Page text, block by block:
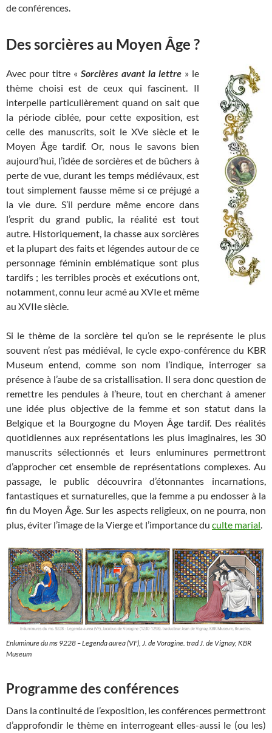
de conférences.
Des sorcières au Moyen Âge ?
Avec pour titre «Sorcières avant la lettre» le
thème choisi est de ceux qui fascinent. Il
interpelle particulièrement quand on sait que
la période ciblée, pour cette exposition, est
celle des manuscrits, soit le XVe siècle et le
Moyen Âge tardif. Or, nous le savons bien
aujourd’hui, l’idée de sorcières et de bûchers à
perte de vue, durant les temps médiévaux, est
tout simplement fausse même si ce préjugé a
la vie dure. S’il perdure même encore dans
l’esprit du grand public, la réalité est tout
autre. Historiquement, la chasse aux sorcières
et la plupart des faits et légendes autour de ce
personnage féminin emblématique sont plus
tardifs ; les terribles procès et exécutions ont,
notamment, connu leur acmé au XVIe et même
au XVIIe siècle.
Si le thème de la sorcière tel qu’on se le représente le plus
souvent n’est pas médiéval, le cycle expo-conférence du KBR
Museum entend, comme son nom l’indique, interroger sa
présence à l’aube de sa cristallisation. Il sera donc question de
remettre les pendules à l’heure, tout en cherchant à amener
une idée plus objective de la femme et son statut dans la
Belgique et la Bourgogne du Moyen Âge tardif. Des réalités
quotidiennes aux représentations les plus imaginaires, les 30
manuscrits sélectionnés et leurs enluminures permettront
d’approcher cet ensemble de représentations complexes. Au
passage, le public découvrira d’étonnantes incarnations,
fantastiques et surnaturelles, que la femme a pu endosser à la
fin du Moyen Âge. Sur les aspects religieux, on ne pourra, non
plus, éviter l’image de la Vierge et l’importance du culte marial.
Enluminure du ms 9228 – Legenda aurea (VF), J. de Voragine. trad J. de Vignay, KBR
Museum
Programme des conférences
Dans la continuité de l’exposition, les conférences permettront
d’approfondir le thème en interrogeant elles-aussi le (ou les)